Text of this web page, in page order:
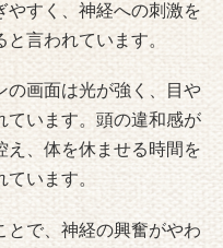
やすく、神経への刺激を
言われています。
の画面は光が強く、目や
ています。頭の違和感が
え、体を休ませる時間を
います。
とで、神経の興奮がやわ